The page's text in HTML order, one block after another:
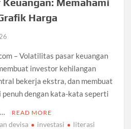
Harga
– Volatilitas pasar keuangan
investor kehilangan
bekerja ekstra, dan membuat
dengan kata-kata seperti
READ MORE
devisa investasi
literasi